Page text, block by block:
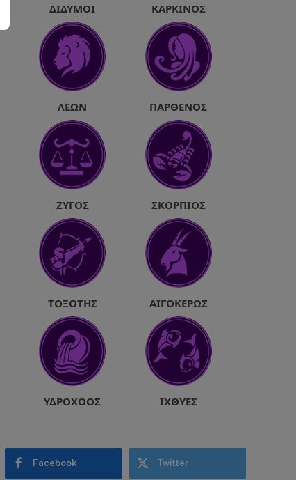
ΔΊΔΥΜΟΙ ΚΑΡΚΊΝΟΣ
ΛΈΩΝ ΠΑΡΘΈΝΟΣ
ΖΥΓΌΣ ΣΚΟΡΠΙΌΣ
ΤΟΞΌΤΗΣ ΑΙΓΌΚΕΡΩΣ
ΥΔΡΟΧΌΟΣ ΙΧΘΎΕΣ
Facebook Twitter